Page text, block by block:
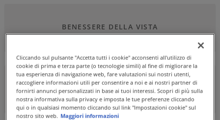
BENESSERE DELLA VISTA
BENESSERE PER CUORE E CIRCOLAZIONE
Cliccando sul pulsante "Accetta tutti i cookie" acconsenti all'utilizzo di
cookie di prima e terza parte (o tecnologie simili) al fine di migliorare la
tua esperienza di navigazione web, fare valutazioni sui nostri utenti,
raccogliere informazioni utili per consentire a noi e ai nostri partner di
fornirti annunci personalizzati in base ai tuoi interessi. Scopri di più sulla
nostra informativa sulla privacy e imposta le tue preferenze cliccando
qui o in qualsiasi momento cliccando sul link "Impostazioni cookie" sul
nostro sito web. Maggiori informazioni